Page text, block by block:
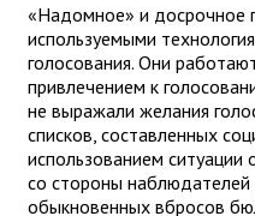
«Надомное» и досрочное
используемыми
голосования. Они
привлечением к
не выражали желания
списков, составленных
использованием ситуации
со стороны наблюдателей
обыкновенных вбросов